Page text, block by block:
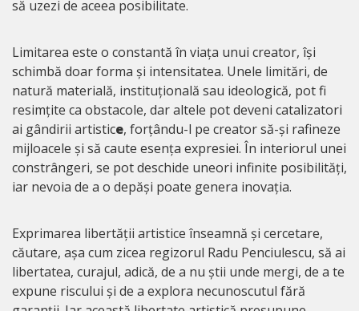
să uzezi de aceea posibilitate.
Limitarea este o constantă în viața unui creator, își
schimbă doar forma și intensitatea. Unele limitări, de
natură materială, instituțională sau ideologică, pot fi
resimțite ca obstacole, dar altele pot deveni catalizatori
ai gândirii artistice, forțându-l pe creator să-și rafineze
mijloacele și să caute esența expresiei. În interiorul unei
constrângeri, se pot deschide uneori infinite posibilități,
iar nevoia de a o depăși poate genera inovația.
Exprimarea libertății artistice înseamnă și cercetare,
căutare, așa cum zicea regizorul Radu Penciulescu, să ai
libertatea, curajul, adică, de a nu știi unde mergi, de a te
expune riscului și de a explora necunoscutul fără